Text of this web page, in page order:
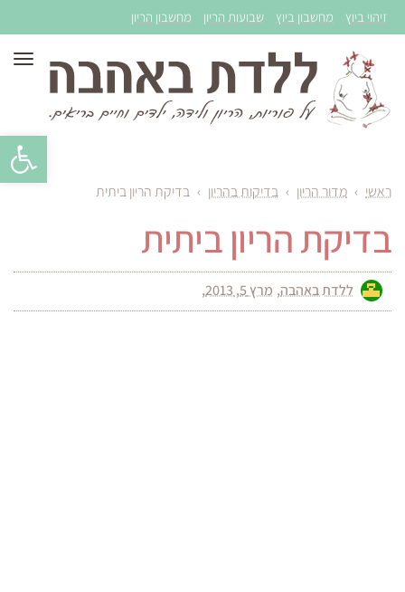
זיהוי ביוץ מחשבון ביוץ שבועות הריון מחשבון הריון
ראשי › מדור הריון › בדיקות בהריון › בדיקת הריון ביתית
בדיקת הריון ביתית
ללדת באהבה מרץ 5, 2013
פתח